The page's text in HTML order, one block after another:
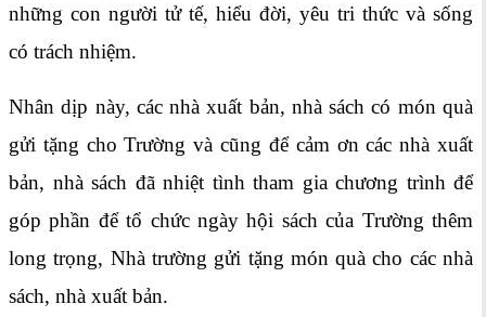
những con người tử tế, hiểu đời, yêu tri thức và sống
có trách nhiệm.
Nhân dịp này, các nhà xuất bản, nhà sách có món quà
gửi tặng cho Trường và cũng để cảm ơn các nhà xuất
bản, nhà sách đã nhiệt tình tham gia chương trình để
góp phần để tổ chức ngày hội sách của Trường thêm
long trọng, Nhà trường gửi tặng món quà cho các nhà
sách, nhà xuất bản.